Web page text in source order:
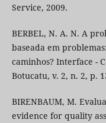
Service, 2009.
BERBEL, N. A. N. A
baseada em
caminhos? Interface -
Botucatu, v. 2, n. 2, p.
BIRENBAUM, M.
evidence for quality